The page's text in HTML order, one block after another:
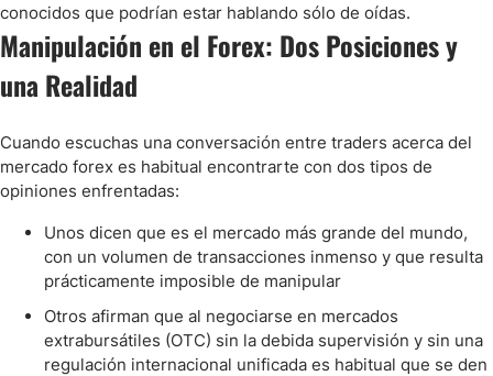
Manipulación por los Bancos Centrales y Gobiernos
Los Influencers también Pueden Manipular a sus Audiencias
Forex
Conclusión
Preguntas Frecuentes sobre la Manipulación en el Forex
conocidos que podrían estar hablando sólo de oídas.
Manipulación en el Forex: Dos Posiciones y
una Realidad
Cuando escuchas una conversación entre traders acerca del
mercado forex es habitual encontrarte con dos tipos de
opiniones enfrentadas:
Unos dicen que es el mercado más grande del mundo,
con un volumen de transacciones inmenso y que resulta
prácticamente imposible de manipular
Otros afirman que al negociarse en mercados
extrabursátiles (OTC) sin la debida supervisión y sin una
regulación internacional unificada es habitual que se den